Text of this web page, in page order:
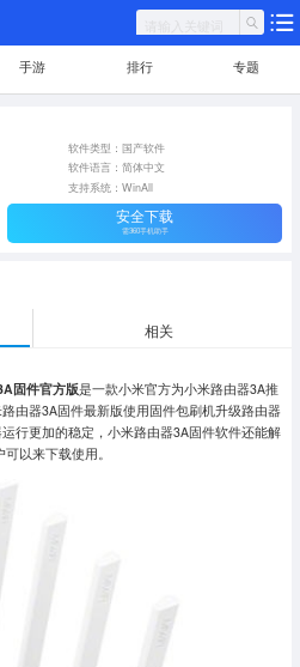
手游 排行 专题
软件类型：国产软件
软件语言：简体中文
支持系统：WinAll
安全下载
需360手机助手
相关
固件官方版是一款小米官方为小米路由器3A推
由器3A固件最新版使用固件包刷机升级路由器
行更加的稳定，小米路由器3A固件软件还能解
以来下载使用。